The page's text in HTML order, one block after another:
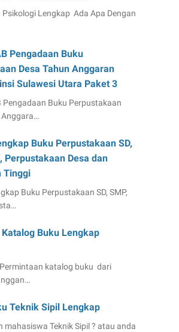
Lengkap Ada Apa Dengan
Pengadaan Buku
Desa Tahun Anggaran
Sulawesi Utara Paket 3
Pengadaan Buku Perpustakaan
Anggara…
Buku Perpustakaan SD,
Perpustakaan Desa dan
Tinggi
Buku Perpustakaan SD, SMP,
Buku Lengkap
katalog buku dari
Teknik Sipil Lengkap
mahasiswa Teknik Sipil ? atau anda